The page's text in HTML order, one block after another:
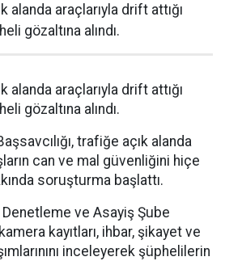
alanda araçlarıyla drift attığı
gözaltına alındı.
alanda araçlarıyla drift attığı
gözaltına alındı.
trafiğe açık alanda
can ve mal güvenliğini hiçe
soruşturma başlattı.
ve Asayiş Şube
kayıtları, ihbar, şikayet ve
inceleyerek şüphelilerin